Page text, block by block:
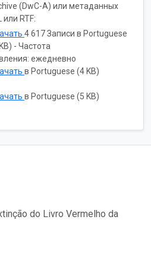
(DwC-A) или метаданных
RTF:
4 617 Записи в Portuguese
- Частота
ежедневно
в Portuguese (4 KB)
в Portuguese (5 KB)
do Livro Vermelho da